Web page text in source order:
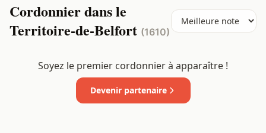
Cordonnier dans le
Territoire-de-Belfort (1610)
Soyez le premier cordonnier à apparaître !
Devenir partenaire